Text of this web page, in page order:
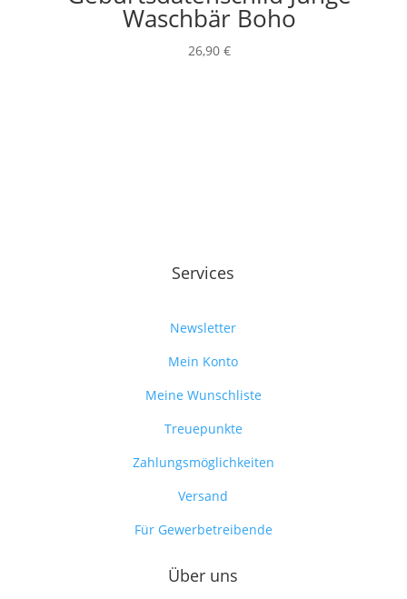
Waschbär Boho
26,90€
Services
Newsletter
Mein Konto
Meine Wunschliste
Treuepunkte
Zahlungsmöglichkeiten
Versand
Für Gewerbetreibende
Über uns